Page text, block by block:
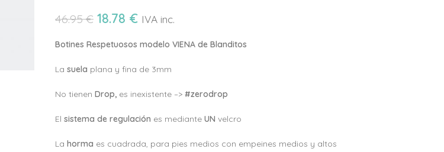
46.95€ 18.78 € IVA inc.
Botines Respetuosos modelo VIENA de Blanditos
La suela plana y fina de 3mm
No tienen Drop, es inexistente –> #zerodrop
El sistema de regulación es mediante UN velcro
La horma es cuadrada, para pies medios con empeines medios y altos